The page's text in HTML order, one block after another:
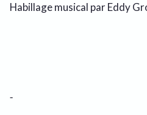
Habillage musical par Eddy
-